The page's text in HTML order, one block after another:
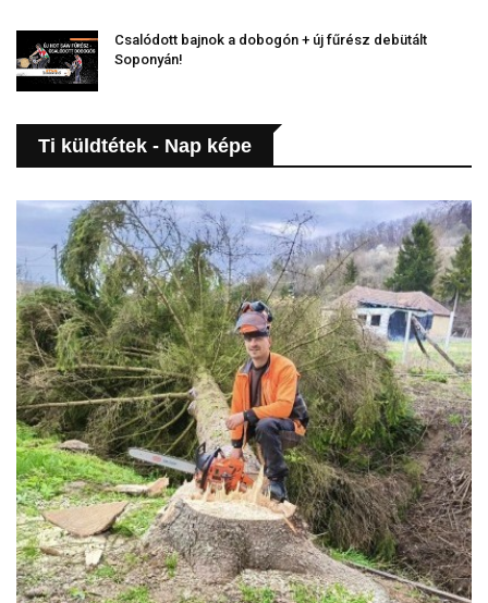
Csalódott bajnok a dobogón + új fűrész debütált
Soponyán!
Ti küldtétek - Nap képe